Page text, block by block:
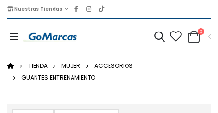
Nuestras Tiendas
0
TIENDA MUJER
ACCESORIOS
GUANTES ENTRENAMIENTO